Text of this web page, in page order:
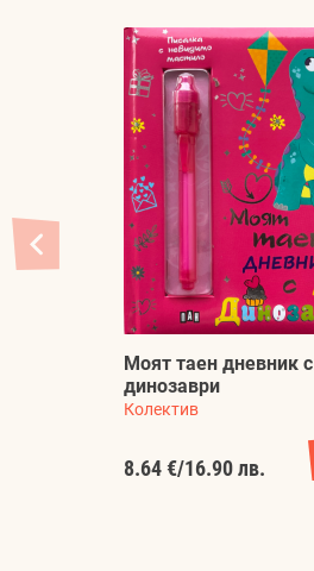
Моят таен дневник с
динозаври
Колектив
8.64 €/16.90 лв.